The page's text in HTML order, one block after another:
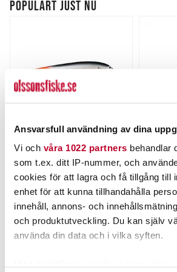
Ansvarsfull användning av dina
Vi och våra 1022 partners behandlar
som t.ex. ditt IP-nummer, och
cookies för att lagra och få tillgång till
enhet för att kunna tillhandahålla
innehåll, annons- och
och produktutveckling. Du kan själv
använda din data och i vilka syften.
POPULÄRT JUST NU
KARIKKO
Karikko 15cm 24g.
Nuvarande pris:
169,00 krTidigare pris:
199,00 kr
169,00 kr
199,00 kr
FINNS I LAGER.
LÄS MER
2